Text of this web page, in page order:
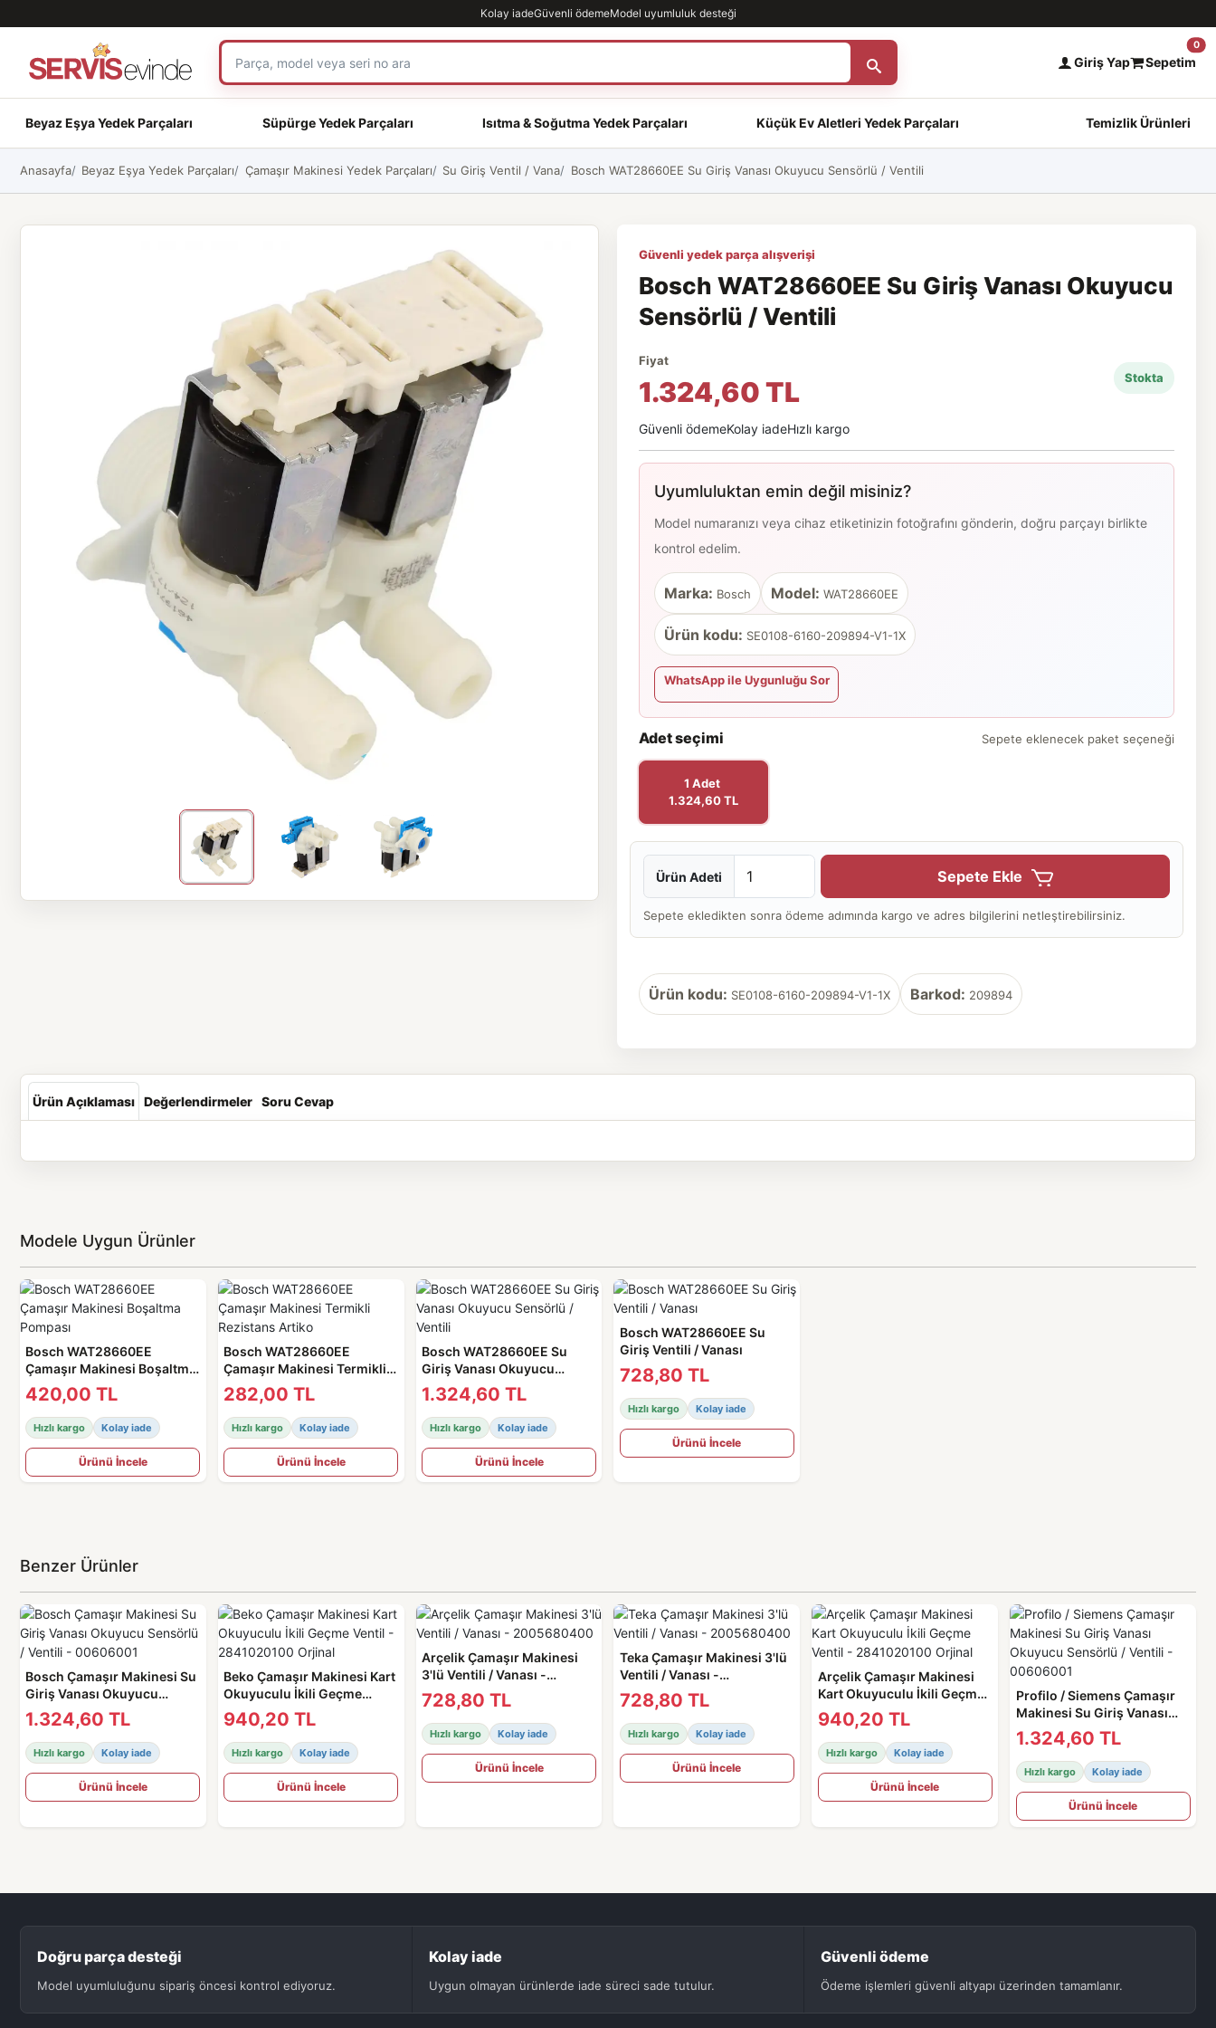
Kolay iadeGüvenli ödemeModel uyumluluk desteği
Giriş Yap Sepetim
0
Beyaz Eşya Yedek Parçaları Süpürge Yedek Parçaları Isıtma & Soğutma Yedek Parçaları Küçük Ev Aletleri Yedek Parçaları Temizlik Ürünleri
Anasayfa Beyaz Eşya Yedek Parçaları Çamaşır Makinesi Yedek Parçaları Su Giriş Ventil / Vana Bosch WAT28660EE Su Giriş Vanası Okuyucu Sensörlü / Ventili
Güvenli yedek parça alışverişi
Bosch WAT28660EE Su Giriş Vanası Okuyucu
Sensörlü / Ventili
Fiyat
1.324,60 TL Stokta
Güvenli ödemeKolay iadeHızlı kargo
Uyumluluktan emin değil misiniz?
Model numaranızı veya cihaz etiketinizin fotoğrafını gönderin, doğru parçayı birlikte
kontrol edelim.
Marka: Bosch Model: WAT28660EE
Ürün kodu: SE0108-6160-209894-V1-1X
WhatsApp ile Uygunluğu Sor
Adet seçimi Sepete eklenecek paket seçeneği
1 Adet
1.324,60 TL
Ürün Adeti Sepete Ekle
Sepete ekledikten sonra ödeme adımında kargo ve adres bilgilerini netleştirebilirsiniz.
Ürün kodu: SE0108-6160-209894-V1-1X Barkod: 209894
Ürün Açıklaması Değerlendirmeler Soru Cevap
Modele Uygun Ürünler
Bosch WAT28660EE
Çamaşır Makinesi Boşaltma
Pompası
420,00 TL
Hızlı kargo Kolay iade
Ürünü İncele
Bosch WAT28660EE
Çamaşır Makinesi Termikli
Rezistans Artiko
282,00 TL
Hızlı kargo Kolay iade
Ürünü İncele
Bosch WAT28660EE Su
Giriş Vanası Okuyucu
Sensörlü / Ventili
1.324,60 TL
Hızlı kargo Kolay iade
Ürünü İncele
Bosch WAT28660EE Su
Giriş Ventili / Vanası
728,80 TL
Hızlı kargo Kolay iade
Ürünü İncele
Benzer Ürünler
Bosch Çamaşır Makinesi Su
Giriş Vanası Okuyucu
Sensörlü / Ventili -
00606001
1.324,60 TL
Hızlı kargo Kolay iade
Ürünü İncele
Beko Çamaşır Makinesi Kart
Okuyuculu İkili Geçme
Ventil - 2841020100 Orjinal
940,20 TL
Hızlı kargo Kolay iade
Ürünü İncele
Arçelik Çamaşır Makinesi
3'lü Ventili / Vanası -
2005680400
728,80 TL
Hızlı kargo Kolay iade
Ürünü İncele
Teka Çamaşır Makinesi 3'lü
Ventili / Vanası -
2005680400
728,80 TL
Hızlı kargo Kolay iade
Ürünü İncele
Arçelik Çamaşır Makinesi
Kart Okuyuculu İkili Geçme
Ventil - 2841020100 Orjinal
940,20 TL
Hızlı kargo Kolay iade
Ürünü İncele
Profilo / Siemens Çamaşır
Makinesi Su Giriş Vanası
Okuyucu Sensörlü / Ventili -
00606001
1.324,60 TL
Hızlı kargo Kolay iade
Ürünü İncele
Doğru parça desteği
Model uyumluluğunu sipariş öncesi kontrol ediyoruz.
Kolay iade
Uygun olmayan ürünlerde iade süreci sade tutulur.
Güvenli ödeme
Ödeme işlemleri güvenli altyapı üzerinden tamamlanır.